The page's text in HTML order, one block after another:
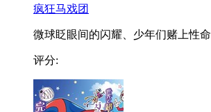
疯狂马戏团
微球眨眼间的闪耀、少年们赌上性命
评分: